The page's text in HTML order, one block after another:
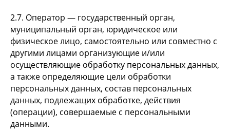
2.7. Оператор — государственный орган,
муниципальный орган, юридическое или
физическое лицо, самостоятельно или совместно с
другими лицами организующие и/или
осуществляющие обработку персональных данных,
а также определяющие цели обработки
персональных данных, состав персональных
данных, подлежащих обработке, действия
(операции), совершаемые с персональными
данными.